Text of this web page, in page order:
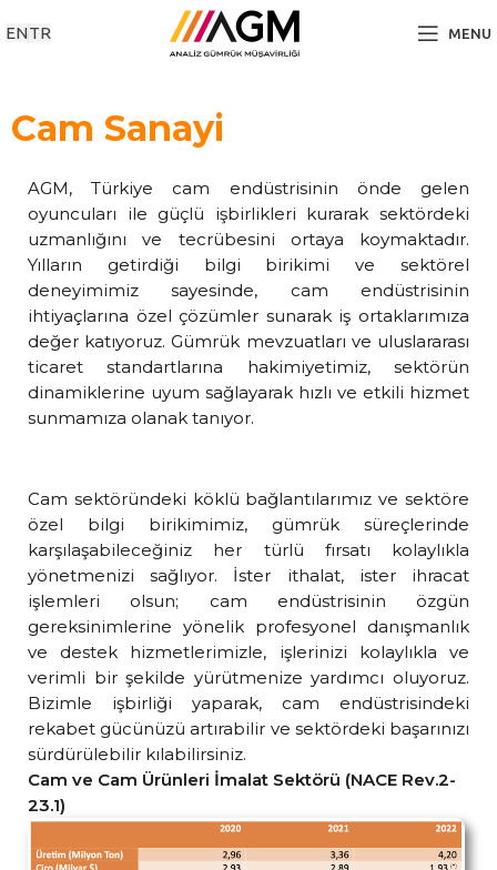
ENTR MENU
Cam Sanayi
AGM, Türkiye cam endüstrisinin önde gelen
oyuncuları ile güçlü işbirlikleri kurarak sektördeki
uzmanlığını ve tecrübesini ortaya koymaktadır.
Yılların getirdiği bilgi birikimi ve sektörel
deneyimimiz sayesinde, cam endüstrisinin
ihtiyaçlarına özel çözümler sunarak iş ortaklarımıza
değer katıyoruz. Gümrük mevzuatları ve uluslararası
ticaret standartlarına hakimiyetimiz, sektörün
dinamiklerine uyum sağlayarak hızlı ve etkili hizmet
sunmamıza olanak tanıyor.
Cam sektöründeki köklü bağlantılarımız ve sektöre
özel bilgi birikimimiz, gümrük süreçlerinde
karşılaşabileceğiniz her türlü fırsatı kolaylıkla
yönetmenizi sağlıyor. İster ithalat, ister ihracat
işlemleri olsun; cam endüstrisinin özgün
gereksinimlerine yönelik profesyonel danışmanlık
ve destek hizmetlerimizle, işlerinizi kolaylıkla ve
verimli bir şekilde yürütmenize yardımcı oluyoruz.
Bizimle işbirliği yaparak, cam endüstrisindeki
rekabet gücünüzü artırabilir ve sektördeki başarınızı
sürdürülebilir kılabilirsiniz.
Cam ve Cam Ürünleri İmalat Sektörü (NACE Rev.2-
23.1)